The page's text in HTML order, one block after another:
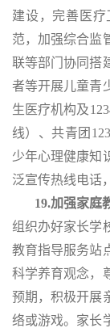
建设，完善医
范，加强综合监
联等部门协同搭
者等开展儿童青
生医疗机构及
线）、共青团
少年心理健康知
泛宣传热线电话
19.加强家庭
组织办好家长学
教育指导服务站
科学养育观念，
预期，积极开展
络或游戏。家长